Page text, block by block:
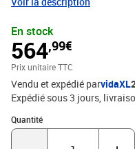
la résine tressée, également
un matériau synthétique
ressemble au rotin naturel. Il
couramment utilisé pour les
durabilité et de ses
intempéries.Dessus stable
jardin a un dessus en bois
nettoyer avec un chiffon
En stock
564,99€
Prix unitaire TTC
Vendu et expédié parvidaXL
Expédié sous 3 jours
Quantité
Quantité : 1